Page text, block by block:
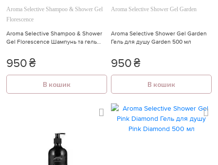
Aroma Selective Shampoo & Shower Gel
Florescence
Aroma Selective Shampoo & Shower
Gel Florescence Шампунь та гель
950₴
В кошик
Aroma Selective Shower Gel Garden
Aroma Selective Shower Gel Garden
Гель для душу Garden 500 мл
950₴
В кошик